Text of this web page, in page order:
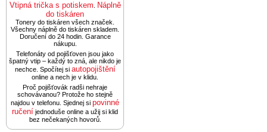
Vtipná trička s potiskem Náplně
do tiskáren
Tonery do tiskáren všech značek.
Všechny náplně do tiskáren skladem.
Doručení do 24 hodin. Garance
nákupu.
Telefonáty od pojišťoven jsou jako
špatný vtip – každý to zná, ale nikdo je
nechce. Spočítej si autopojištění
online a nech je v klidu.
Proč pojišťovák radši nehraje
schovávanou? Protože ho stejně
najdou v telefonu. Sjednej si povinné
ručení jednoduše online a užij si klid
bez nečekaných hovorů.